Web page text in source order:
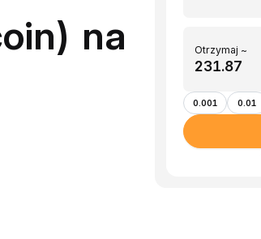
na
Otrzymaj ~
0.001 0.01